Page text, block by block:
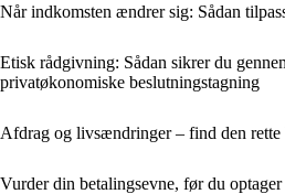
Når indkomsten ændrer sig: Sådan
Etisk rådgivning: Sådan sikrer du
privatøkonomiske beslutningstagning
Afdrag og livsændringer – find den
Vurder din betalingsevne, før du